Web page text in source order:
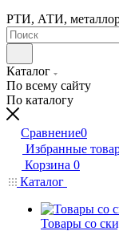
РТИ, АТИ,
Каталог
По всему сайту
По каталогу
Сравнение0
Избранные
Корзина 0
Каталог
Товары со